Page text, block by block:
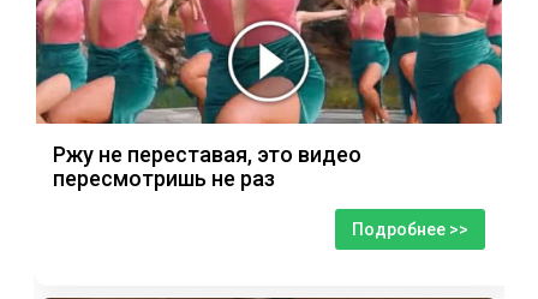
Ржу не переставая, это видео
пересмотришь не раз
Подробнее >>